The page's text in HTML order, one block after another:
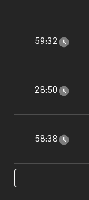
59:32
28:50
58:38